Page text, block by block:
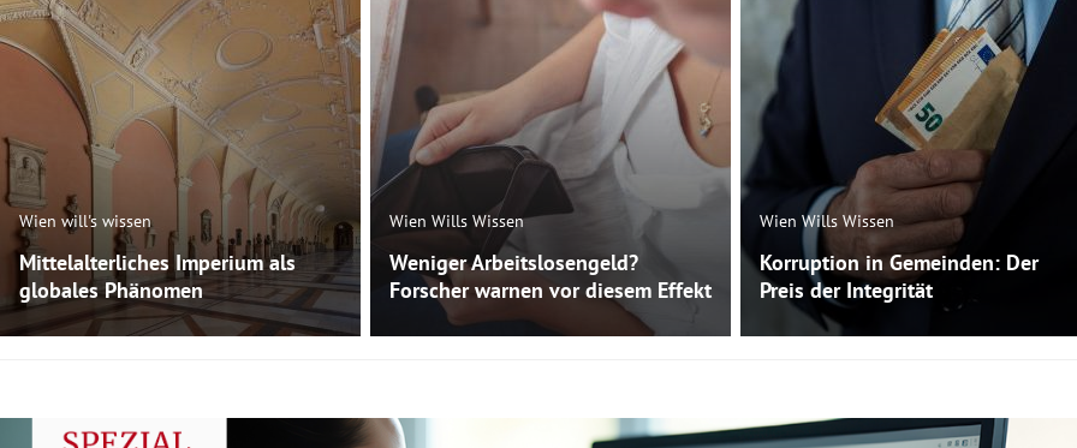
Wien will's wissen
Mittelalterliches Imperium als
globales Phänomen
Wien Wills Wissen
Weniger Arbeitslosengeld?
Forscher warnen vor diesem Effekt
Wien Wills Wissen
Korruption in Gemeinden: Der
Preis der Integrität